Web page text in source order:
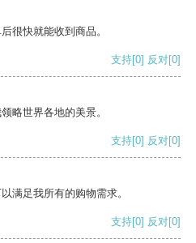
很快就能收到商品。
支持[0] 反对[0]
略世界各地的美景。
支持[0] 反对[0]
满足我所有的购物需求。
支持[0] 反对[0]